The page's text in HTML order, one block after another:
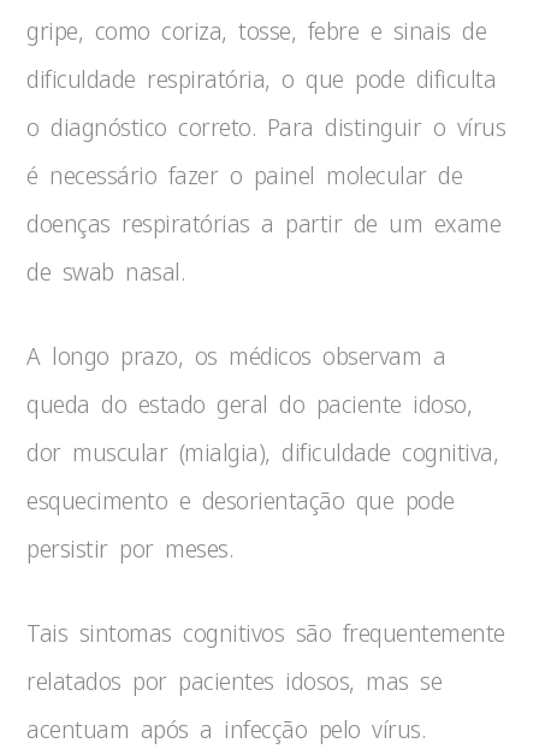
gripe, como coriza, tosse, febre e sinais de
dificuldade respiratória, o que pode dificulta
o diagnóstico correto. Para distinguir o vírus
é necessário fazer o painel molecular de
doenças respiratórias a partir de um exame
de swab nasal.
A longo prazo, os médicos observam a
queda do estado geral do paciente idoso,
dor muscular (mialgia), dificuldade cognitiva,
esquecimento e desorientação que pode
persistir por meses.
Tais sintomas cognitivos são frequentemente
relatados por pacientes idosos, mas se
acentuam após a infecção pelo vírus.